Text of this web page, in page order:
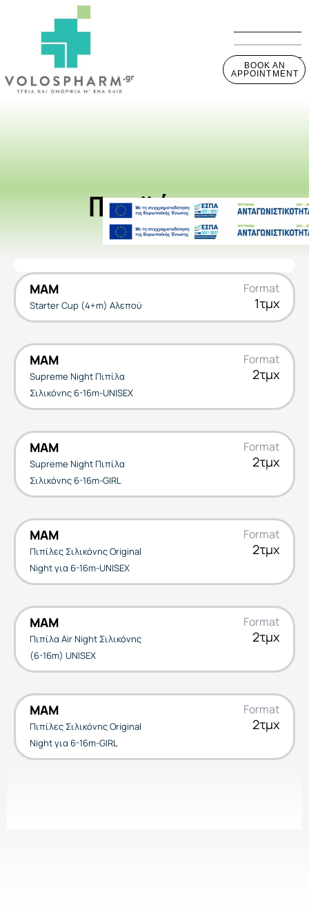
BOOK AN
APPOINTMENT
Προϊόντα
MAM
Starter Cup (4+m) Αλεπού
Format
1τμχ
MAM
Supreme Night Πιπίλα
Σιλικόνης 6-16m-UNISEX
Format
2τμχ
MAM
Supreme Night Πιπίλα
Σιλικόνης 6-16m-GIRL
Format
2τμχ
MAM
Πιπίλες Σιλικόνης Original
Night για 6-16m-UNISEX
Format
2τμχ
MAM
Πιπίλα Air Night Σιλικόνης
(6-16m) UNISEX
Format
2τμχ
MAM
Πιπίλες Σιλικόνης Original
Night για 6-16m-GIRL
Format
2τμχ